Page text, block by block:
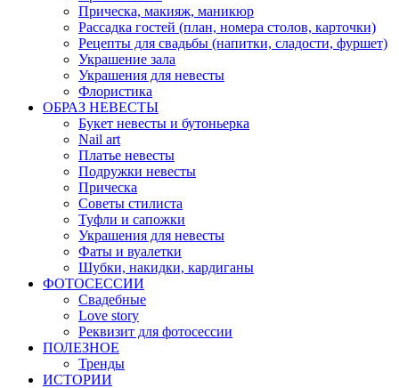
Прическа, макияж, маникюр
Рассадка гостей (план, номера столов, карточки)
Рецепты для свадьбы (напитки, сладости, фуршет)
Украшение зала
Украшения для невесты
Флористика
ОБРАЗ НЕВЕСТЫ
Букет невесты и бутоньерка
Nail art
Платье невесты
Подружки невесты
Прическа
Советы стилиста
Туфли и сапожки
Украшения для невесты
Фаты и вуалетки
Шубки, накидки, кардиганы
ФОТОСЕССИИ
Свадебные
Love story
Реквизит для фотосессии
ПОЛЕЗНОЕ
Тренды
ИСТОРИИ